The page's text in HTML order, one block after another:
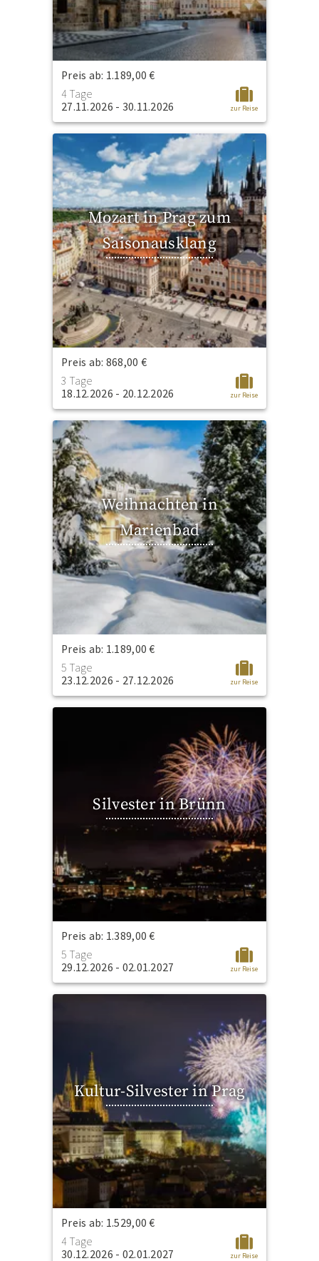
Preis ab: 1.189,00 €
4 Tage
27.11.2026 - 30.11.2026
zur Reise
Mozart in Prag zum
Saisonausklang
Preis ab: 868,00 €
3 Tage
18.12.2026 - 20.12.2026
zur Reise
Weihnachten in
Marienbad
Preis ab: 1.189,00 €
5 Tage
23.12.2026 - 27.12.2026
zur Reise
Silvester in Brünn
Preis ab: 1.389,00 €
5 Tage
29.12.2026 - 02.01.2027
zur Reise
Kultur-Silvester in Prag
Preis ab: 1.529,00 €
4 Tage
30.12.2026 - 02.01.2027
zur Reise